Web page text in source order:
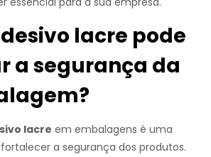
lacre pode
a segurança da
lacre em embalagens é uma
a segurança dos produtos.